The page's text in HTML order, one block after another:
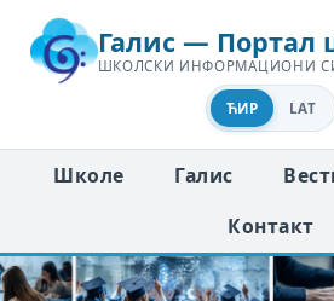
Галис — Портал
ШКОЛСКИ ИНФОРМАЦИОНИ
ЋИР LAT
Школе Галис
Контакт